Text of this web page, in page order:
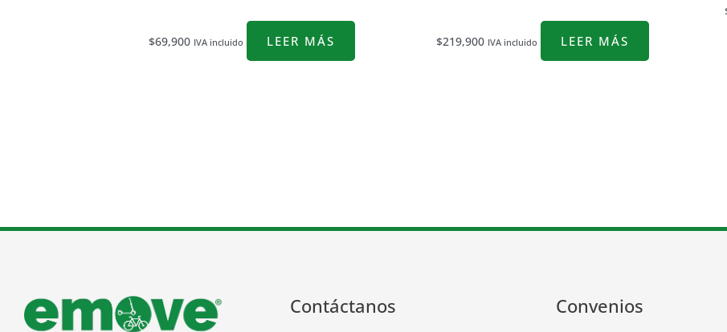
$69,900 IVA incluido LEER MÁS $219,900 IVA incluido LEER MÁS
Contáctanos Convenios